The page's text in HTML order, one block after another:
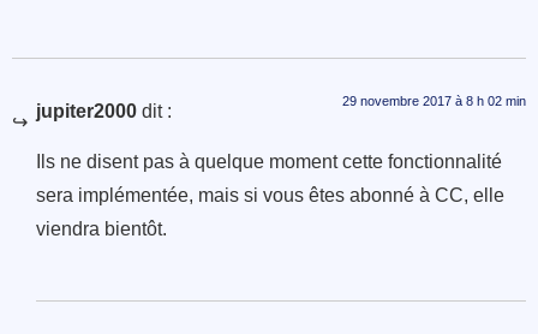
jupiter2000 dit : 29 novembre 2017 à 8 h 02 min
Ils ne disent pas à quelque moment cette fonctionnalité
sera implémentée, mais si vous êtes abonné à CC, elle
viendra bientôt.